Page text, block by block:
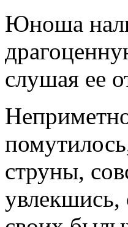
Юноша
слушая ее
струны,
увлекшись,